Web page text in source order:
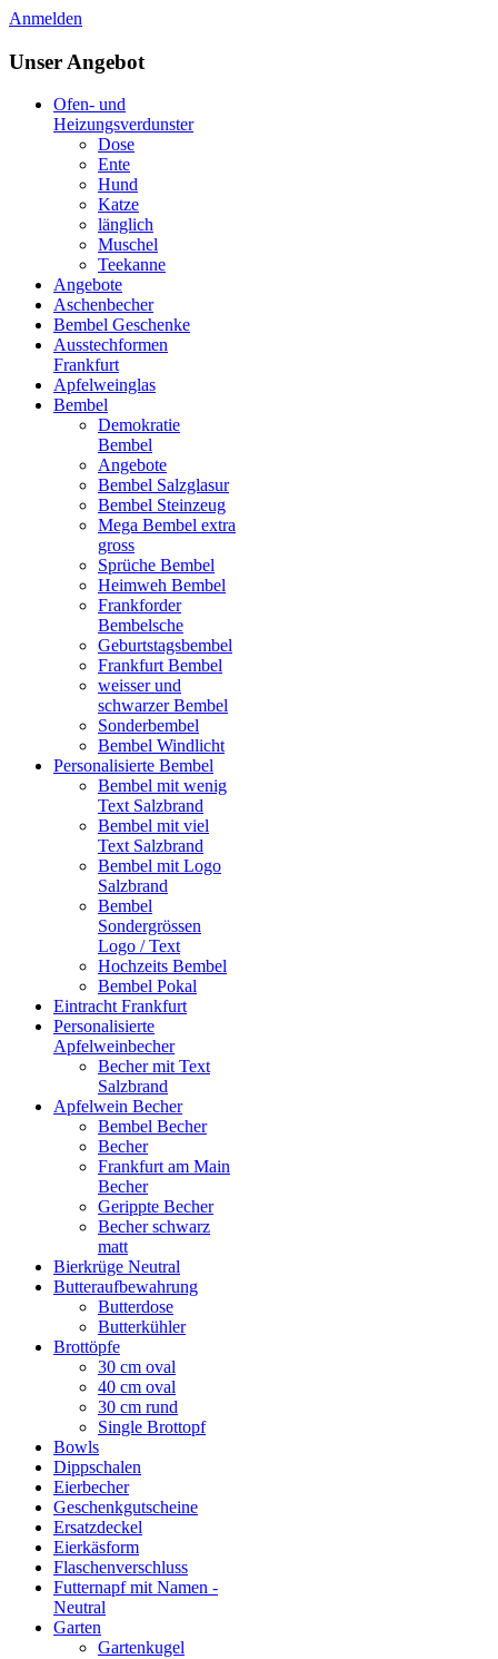
Anmelden
Unser Angebot
Ofen- und
Heizungsverdunster
Dose
Ente
Hund
Katze
länglich
Muschel
Teekanne
Angebote
Aschenbecher
Bembel Geschenke
Ausstechformen
Frankfurt
Apfelweinglas
Bembel
Demokratie
Bembel
Angebote
Bembel Salzglasur
Bembel Steinzeug
Mega Bembel extra
gross
Sprüche Bembel
Heimweh Bembel
Frankforder
Bembelsche
Geburtstagsbembel
Frankfurt Bembel
weisser und
schwarzer Bembel
Sonderbembel
Bembel Windlicht
Personalisierte Bembel
Bembel mit wenig
Text Salzbrand
Bembel mit viel
Text Salzbrand
Bembel mit Logo
Salzbrand
Bembel
Sondergrössen
Logo / Text
Hochzeits Bembel
Bembel Pokal
Eintracht Frankfurt
Personalisierte
Apfelweinbecher
Becher mit Text
Salzbrand
Apfelwein Becher
Bembel Becher
Becher
Frankfurt am Main
Becher
Gerippte Becher
Becher schwarz
matt
Bierkrüge Neutral
Butteraufbewahrung
Butterdose
Butterkühler
Brottöpfe
30 cm oval
40 cm oval
30 cm rund
Single Brottopf
Bowls
Dippschalen
Eierbecher
Geschenkgutscheine
Ersatzdeckel
Eierkäsform
Flaschenverschluss
Futternapf mit Namen -
Neutral
Garten
Gartenkugel